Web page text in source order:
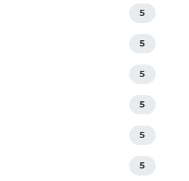
5
5
5
5
5
5